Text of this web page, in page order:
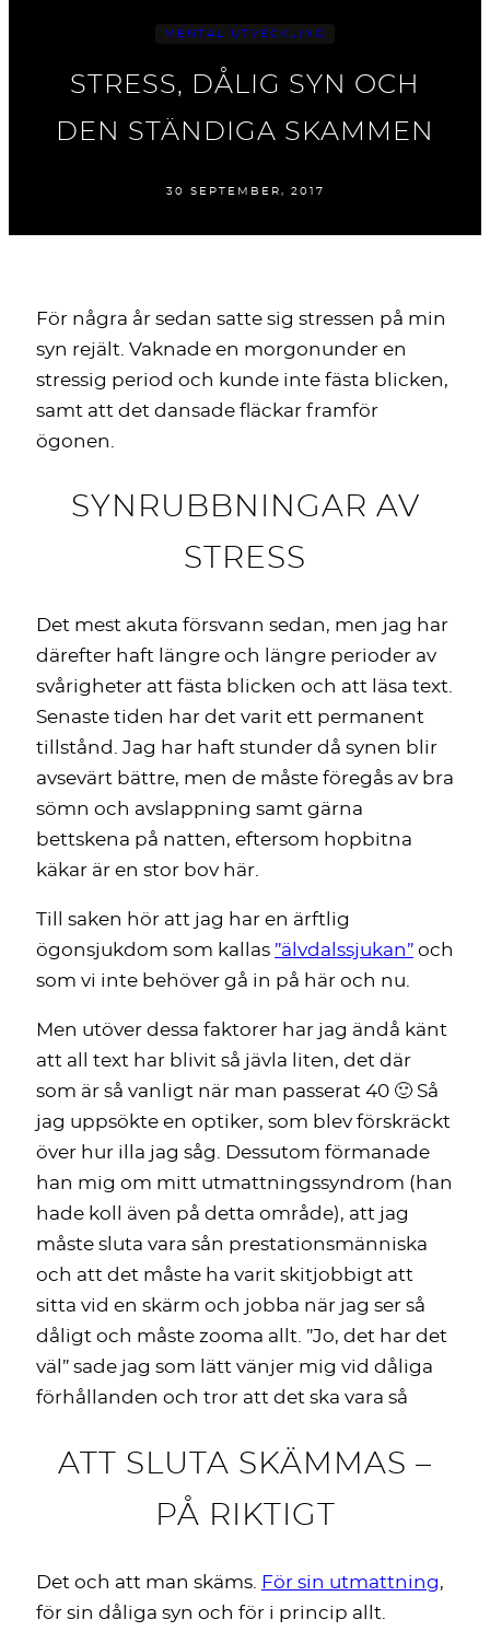
MENTAL UTVECKLING
STRESS, DÅLIG SYN OCH
DEN STÄNDIGA SKAMMEN
30 SEPTEMBER, 2017
För några år sedan satte sig stressen på min
syn rejält. Vaknade en morgonunder en
stressig period och kunde inte fästa blicken,
samt att det dansade fläckar framför
ögonen.
SYNRUBBNINGAR AV
STRESS
Det mest akuta försvann sedan, men jag har
därefter haft längre och längre perioder av
svårigheter att fästa blicken och att läsa text.
Senaste tiden har det varit ett permanent
tillstånd. Jag har haft stunder då synen blir
avsevärt bättre, men de måste föregås av bra
sömn och avslappning samt gärna
bettskena på natten, eftersom hopbitna
käkar är en stor bov här.
Till saken hör att jag har en ärftlig
ögonsjukdom som kallas ”älvdalssjukan” och
som vi inte behöver gå in på här och nu.
Men utöver dessa faktorer har jag ändå känt
att all text har blivit så jävla liten, det där
som är så vanligt när man passerat 40 🙂 Så
jag uppsökte en optiker, som blev förskräckt
över hur illa jag såg. Dessutom förmanade
han mig om mitt utmattningssyndrom (han
hade koll även på detta område), att jag
måste sluta vara sån prestationsmänniska
och att det måste ha varit skitjobbigt att
sitta vid en skärm och jobba när jag ser så
dåligt och måste zooma allt. ”Jo, det har det
väl” sade jag som lätt vänjer mig vid dåliga
förhållanden och tror att det ska vara så
ATT SLUTA SKÄMMAS –
PÅ RIKTIGT
Det och att man skäms. För sin utmattning,
för sin dåliga syn och för i princip allt.